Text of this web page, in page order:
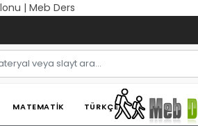
| Meb Ders
MATEMATIK TÜRKÇE